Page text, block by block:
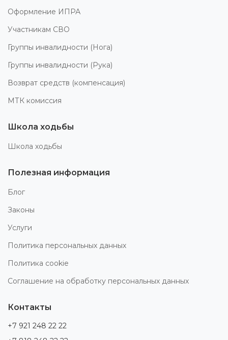
Оформление ИПРА
Участникам СВО
Группы инвалидности (Нога)
Группы инвалидности (Рука)
Возврат средств (компенсация)
МТК комиссия
Школа ходьбы
Школа ходьбы
Полезная информация
Блог
Законы
Услуги
Политика персональных данных
Политика cookie
Соглашение на обработку персональных данных
Контакты
+7 921 248 22 22